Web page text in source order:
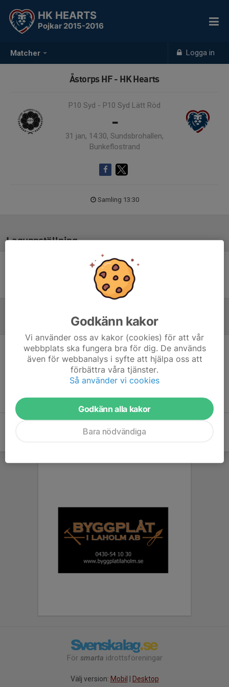
Matcher Logga in
HK HEARTS
Pojkar 2015-2016
Åstorps HF - HK Hearts
P10 Syd - P10 Syd Lätt Röd
-
31 jan, 14:30, Sundsbrohallen,
Bunkeflostrand
Samling 13:30
Laguppställning
Ingen uppställning ifylld
Referat
Inget referat skrivet
För smarta idrottsföreningar
Välj version: Mobil Desktop
Godkänn kakor
Vi använder oss av kakor (cookies) för att vår
webbplats ska fungera bra för dig. De används
även för webbanalys i syfte att hjälpa oss att
förbättra våra tjänster.
Så använder vi cookies
Godkänn alla kakor
Bara nödvändiga